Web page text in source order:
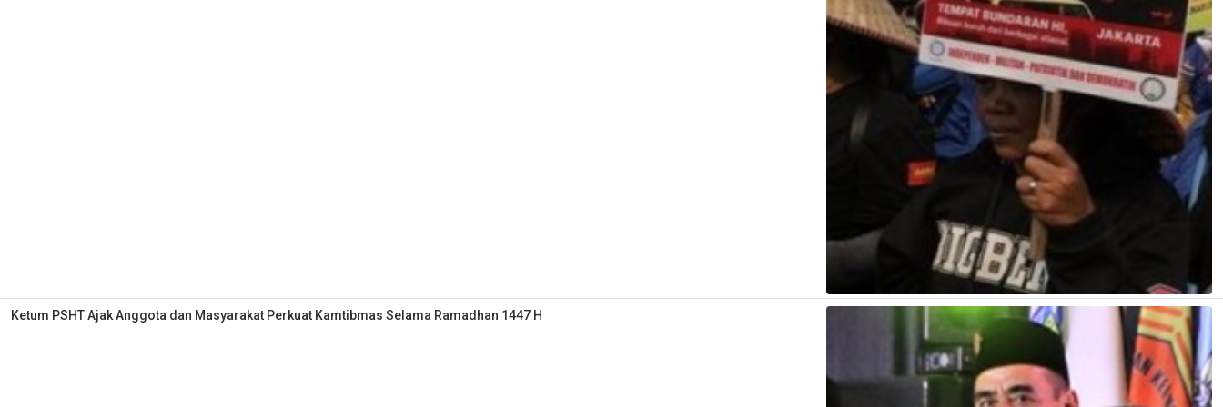
Ketum PSHT Ajak Anggota dan Masyarakat Perkuat Kamtibmas Selama Ramadhan 1447 H